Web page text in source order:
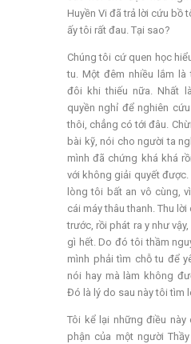
Huyền Vi đã trả lời cứu bồ
ấy tôi rất đau. Tại sao?
Chúng tôi cứ quen học
tu. Một đêm nhiều lắm là
đôi khi thiếu nữa. Nhất
quyền nghỉ để nghiên
thôi, chẳng có tới đâu.
bài kỹ, nói cho người ta
mình đã chứng khá khá
với không giải quyết được.
lòng tôi bất an vô cùng,
cái máy thâu thanh. Thu
trước, rồi phát ra y như
gì hết. Do đó tôi thầm
mình phải tìm chỗ tu để
nói hay mà làm không
Đó là lý do sau này tôi tìm
Tôi kể lại những điều này
phận của một người